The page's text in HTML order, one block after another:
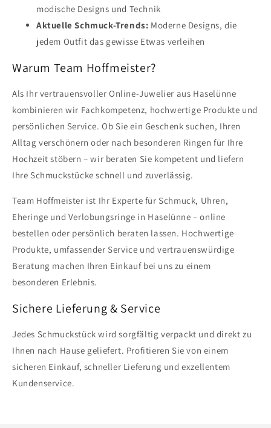
modische Designs und Technik
Aktuelle Schmuck-Trends: Moderne Designs, die
jedem Outfit das gewisse Etwas verleihen
Warum Team Hoffmeister?
Als Ihr vertrauensvoller Online-Juwelier aus Haselünne
kombinieren wir Fachkompetenz, hochwertige Produkte und
persönlichen Service. Ob Sie ein Geschenk suchen, Ihren
Alltag verschönern oder nach besonderen Ringen für Ihre
Hochzeit stöbern – wir beraten Sie kompetent und liefern
Ihre Schmuckstücke schnell und zuverlässig.
Team Hoffmeister ist Ihr Experte für Schmuck, Uhren,
Eheringe und Verlobungsringe in Haselünne – online
bestellen oder persönlich beraten lassen. Hochwertige
Produkte, umfassender Service und vertrauenswürdige
Beratung machen Ihren Einkauf bei uns zu einem
besonderen Erlebnis.
Sichere Lieferung & Service
Jedes Schmuckstück wird sorgfältig verpackt und direkt zu
Ihnen nach Hause geliefert. Profitieren Sie von einem
sicheren Einkauf, schneller Lieferung und exzellentem
Kundenservice.